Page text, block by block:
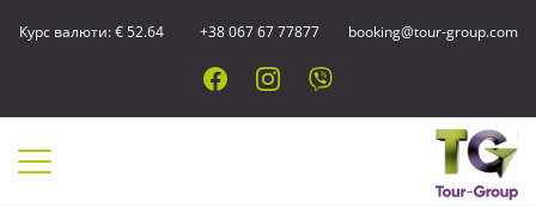
Курс валюти: € 52.64 +38 067 67 77877 booking@tour-group.com